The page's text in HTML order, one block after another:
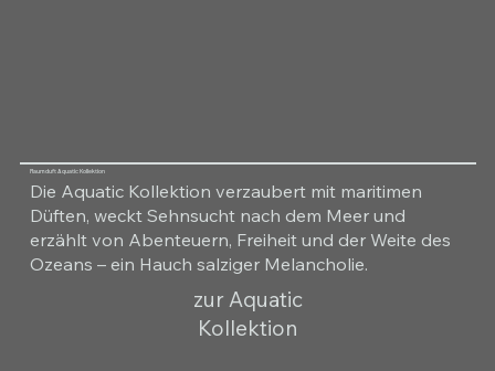
Raumduft Aquatic Kollektion
Die Aquatic Kollektion verzaubert mit maritimen
Düften, weckt Sehnsucht nach dem Meer und
erzählt von Abenteuern, Freiheit und der Weite des
Ozeans – ein Hauch salziger Melancholie.
zur Aquatic
Kollektion